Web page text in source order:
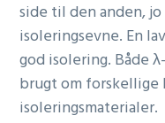
side til den anden,
isoleringsevne. En
god isolering. Både
brugt om forskellige
isoleringsmaterialer.